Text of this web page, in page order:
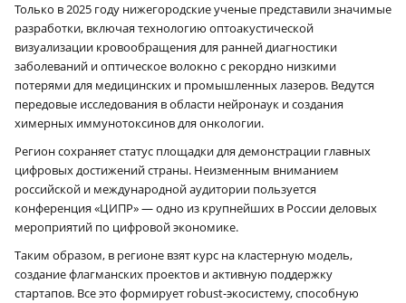
Только в 2025 году нижегородские ученые представили значимые
разработки, включая технологию оптоакустической
визуализации кровообращения для ранней диагностики
заболеваний и оптическое волокно с рекордно низкими
потерями для медицинских и промышленных лазеров. Ведутся
передовые исследования в области нейронаук и создания
химерных иммунотоксинов для онкологии.
Регион сохраняет статус площадки для демонстрации главных
цифровых достижений страны. Неизменным вниманием
российской и международной аудитории пользуется
конференция «ЦИПР» — одно из крупнейших в России деловых
мероприятий по цифровой экономике.
Таким образом, в регионе взят курс на кластерную модель,
создание флагманских проектов и активную поддержку
стартапов. Все это формирует robust-экосистему, способную